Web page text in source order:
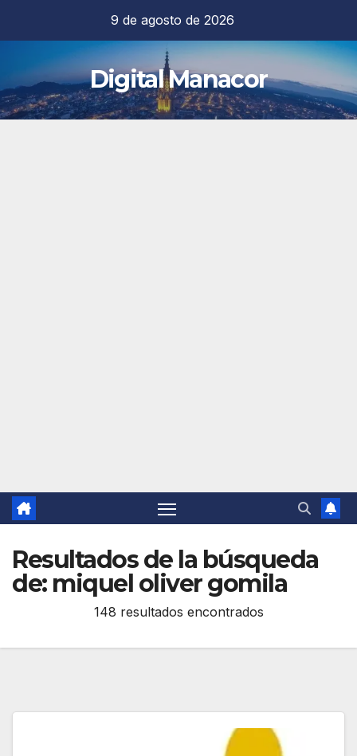
contenido
9 de agosto de 2026
Digital Manacor
Resultados de la búsqueda
de: miquel oliver gomila
148 resultados encontrados